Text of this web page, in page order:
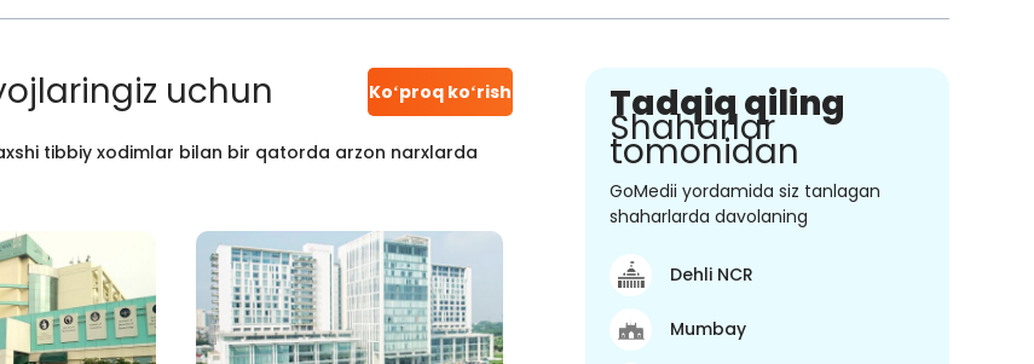
uchun Koʻproq koʻrish
tibbiy xodimlar bilan bir qatorda arzon narxlarda
Tadqiq qiling
Shaharlar
tomonidan
GoMedii yordamida siz tanlagan
shaharlarda davolaning
Dehli NCR
Mumbay